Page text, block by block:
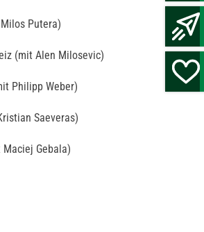
Putera)
(mit Alen Milosevic)
Philipp Weber)
Saeveras)
Gebala)